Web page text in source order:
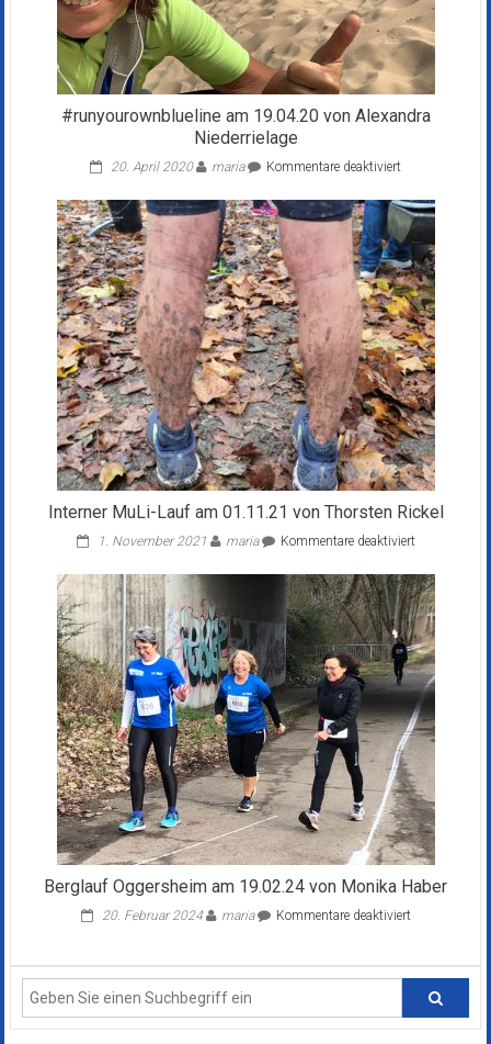
#runyourownblueline am 19.04.20 von Alexandra
Niederrielage
20. April 2020 maria Kommentare deaktiviertfür
am
19.04.20
von
Alexandra
Niederrielage
Interner MuLi-Lauf am 01.11.21 von Thorsten Rickel
1. November 2021 maria Kommentare deaktiviertfür
MuLi-
Lauf
am
01.11.21
von
Thorsten
Rickel
Berglauf Oggersheim am 19.02.24 von Monika Haber
20. Februar 2024 maria Kommentare deaktiviertfür
19.02.24
Monika